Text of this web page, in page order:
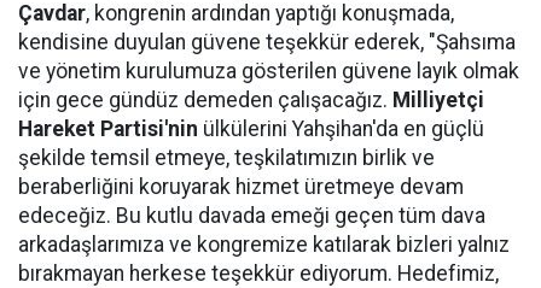
Çavdar, kongrenin ardından yaptığı konuşmada,
kendisine duyulan güvene teşekkür ederek, "Şahsıma
ve yönetim kurulumuza gösterilen güvene layık olmak
için gece gündüz demeden çalışacağız. Milliyetçi
Hareket Partisi'nin ülkülerini Yahşihan'da en güçlü
şekilde temsil etmeye, teşkilatımızın birlik ve
beraberliğini koruyarak hizmet üretmeye devam
edeceğiz. Bu kutlu davada emeği geçen tüm dava
arkadaşlarımıza ve kongremize katılarak bizleri yalnız
bırakmayan herkese teşekkür ediyorum. Hedefimiz,